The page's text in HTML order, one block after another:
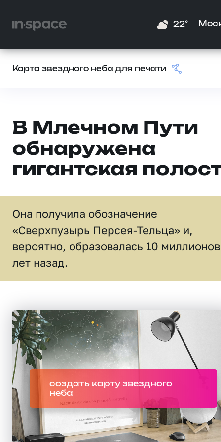
22°
Карта звездного неба для печати
В Млечном Пути
обнаружена
гигантская
Она получила обозначение
«Сверхпузырь Персея-Тельца» и,
вероятно, образовалась 10 миллионов
лет назад.
создать карту звездного
неба